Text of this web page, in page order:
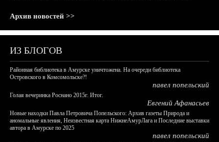
Архив новостей >>
ИЗ БЛОГОВ
Районная библиотека в Амурске уничтожена. На очереди библиотека
Островского в Комсомольске?!
павел попельский
Голая вечеринка Роснано 2015г. Итог.
Евгений Афанасьев
Новые находки Павла Петровича Попельского: Архив газеты Природа и
аномальные явления, Неизвестная карта НижнеАмурЛага и Последние выставки
автора в Амурске по 2025
павел попельский